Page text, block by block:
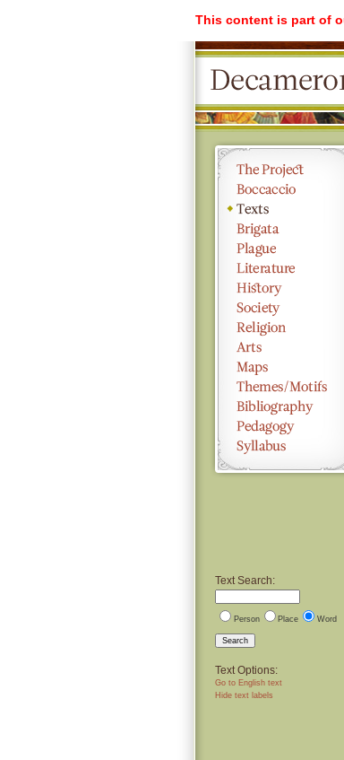
This content is part of
Text Search:
Person Place Word
Search
Text Options:
Go to English text
Hide text labels